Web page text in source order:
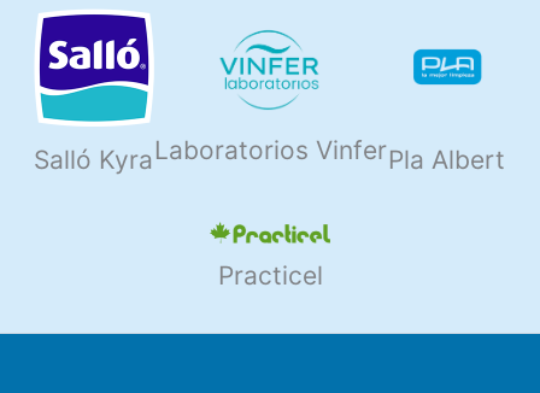
Salló Kyra Laboratorios VinferPla Albert
Practicel